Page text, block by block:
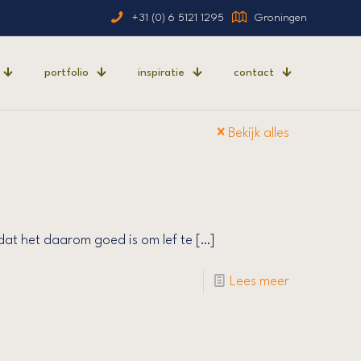
+31 (0) 6 5121 1295 Groningen
portfolio inspiratie contact
Bekijk alles
het daarom goed is om lef te […]
Lees meer